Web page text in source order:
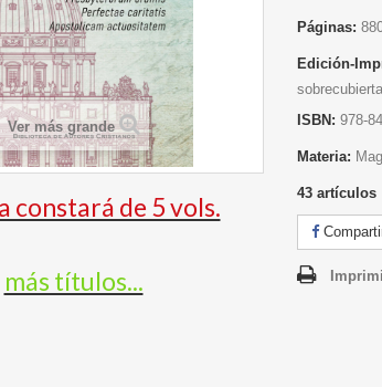
Ver más grande
constará de 5 vols.
más títulos...
Páginas:
Edición-
sobrecubierta
ISBN: 978-
Materia:
43 artículos